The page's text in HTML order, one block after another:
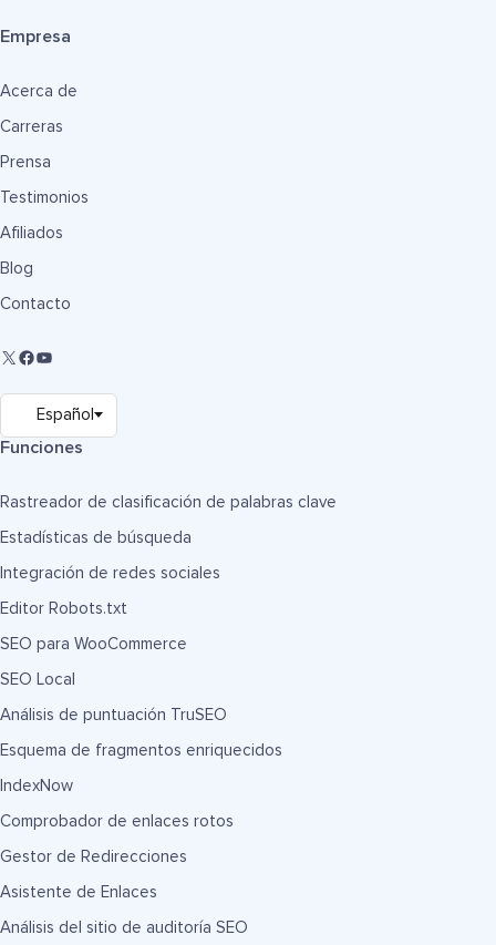
Empresa
Acerca de
Carreras
Prensa
Testimonios
Afiliados
Blog
Contacto
Funciones
Rastreador de clasificación de palabras clave
Estadísticas de búsqueda
Integración de redes sociales
Editor Robots.txt
SEO para WooCommerce
SEO Local
Análisis de puntuación TruSEO
Esquema de fragmentos enriquecidos
IndexNow
Comprobador de enlaces rotos
Gestor de Redirecciones
Asistente de Enlaces
Análisis del sitio de auditoría SEO